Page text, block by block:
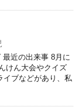
近の出来事 8月に
けん大会やクイズ
イブなどがあり、私